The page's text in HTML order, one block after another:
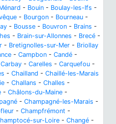
- Bouin - Boulay-les-Ifs -
- Bourgon - Bourneau -
- Bousse - Bouvron - Brains -
- Brain-sur-Allonnes - Brecé -
- Bretignolles-sur-Mer - Briollay
- Campbon - Candé -
Carbay - Carelles - Carquefou -
- Chailland - Chaillé-les-Marais
- Challans - Challes -
- Châlons-du-Maine -
- Champagné-les-Marais -
- Champfrémont -
sur-Loire - Changé -